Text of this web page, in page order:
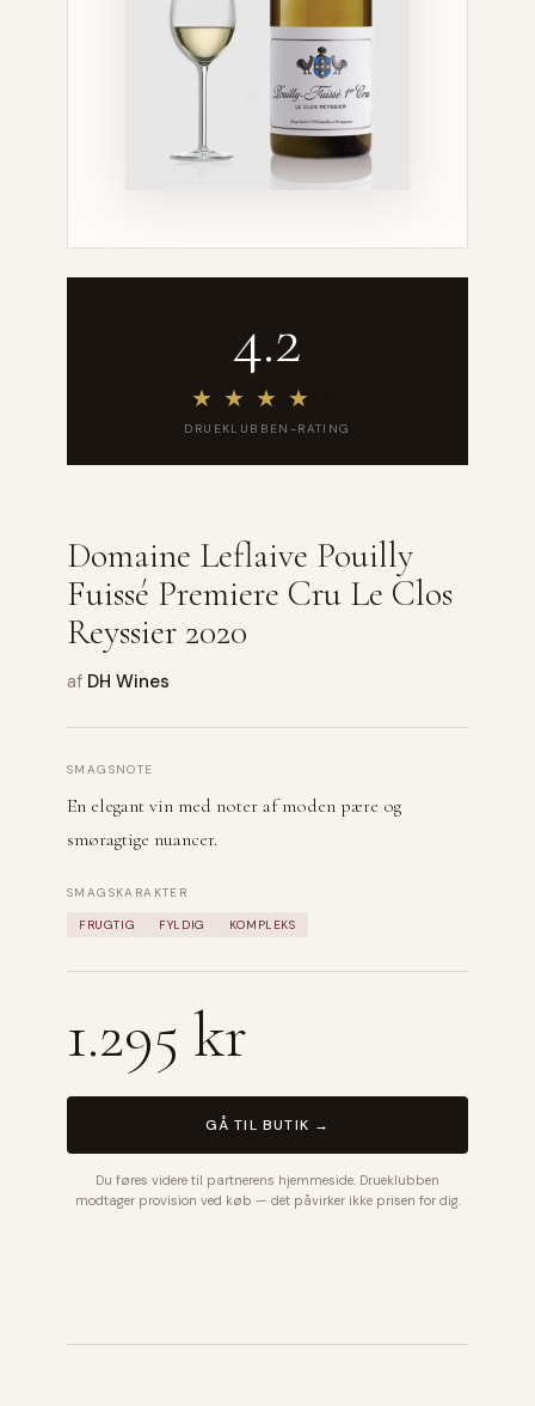
4.2
★ ★ ★ ★
DRUEKLUBBEN-RATING
Domaine Leflaive Pouilly
Fuissé Premiere Cru Le Clos
Reyssier 2020
af DH Wines
SMAGSNOTE
En elegant vin med noter af moden pære og
smøragtige nuancer.
SMAGSKARAKTER
FRUGTIG FYLDIG KOMPLEKS
1.295 kr
GÅ TIL BUTIK →
Du føres videre til partnerens hjemmeside. Drueklubben
modtager provision ved køb — det påvirker ikke prisen for dig.